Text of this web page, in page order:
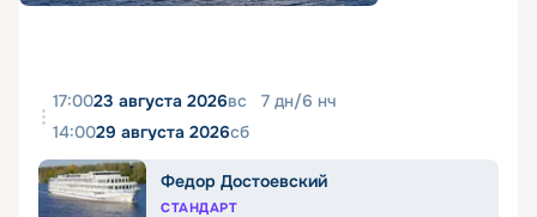
17:0023 августа 2026вс 7 дн/6 нч
14:0029 августа 2026сб
Федор Достоевский
СТАНДАРТ